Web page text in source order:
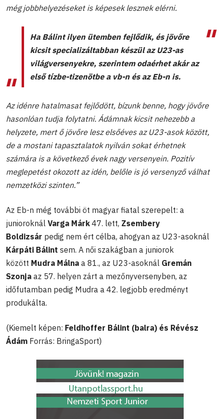
még jobbhelyezéseket is képesek lesznek elérni.
Ha Bálint ilyen ütemben fejlődik, és jövőre
kicsit specializáltabban készül az U23-as
világversenyekre, szerintem odaérhet akár az
első tízbe-tizenötbe a vb-n és az Eb-n is.
Az idénre hatalmasat fejlődött, bízunk benne, hogy jövőre
hasonlóan tudja folytatni. Ádámnak kicsit nehezebb a
helyzete, mert ő jövőre lesz elsőéves az U23-asok között,
de a mostani tapasztalatok nyilván sokat érhetnek
számára is a következő évek nagy versenyein. Pozitív
meglepetést okozott az idén, belőle is jó versenyző válhat
nemzetközi szinten.”
Az Eb-n még további öt magyar fiatal szerepelt: a
junioroknál Varga Márk 47. lett, Zsembery
Boldizsár pedig nem ért célba, ahogyan az U23-asoknál
Kárpáti Bálint sem. A női szakágban a juniorok
között Mudra Málna a 81., az U23-asoknál Gremán
Szonja az 57. helyen zárt a mezőnyversenyben, az
időfutamban pedig Mudra a 42. legjobb eredményt
produkálta.
(Kiemelt képen: Feldhoffer Bálint (balra) és Révész
Ádám Forrás: BringaSport)